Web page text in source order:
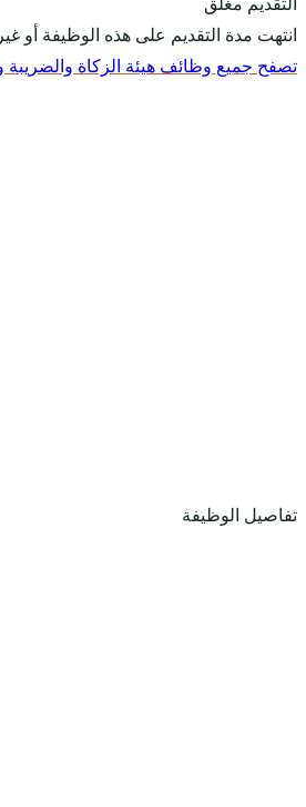
التقديم مغلق
انتهت مدة التقديم على هذه الوظيفة أو
تصفح جميع وظائف هيئة الزكاة والضريبة
تفاصيل الوظيفة